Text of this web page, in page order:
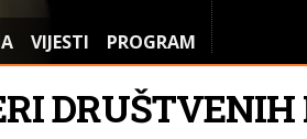
VIJESTI PROGRAM